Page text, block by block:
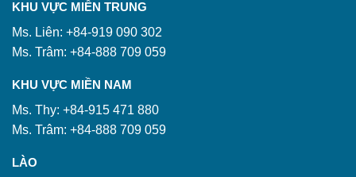
KHU VỰC MIỀN TRUNG
Ms. Liên: +84-919 090 302
Ms. Trâm: +84-888 709 059
KHU VỰC MIỀN NAM
Ms. Thy: +84-915 471 880
Ms. Trâm: +84-888 709 059
LÀO